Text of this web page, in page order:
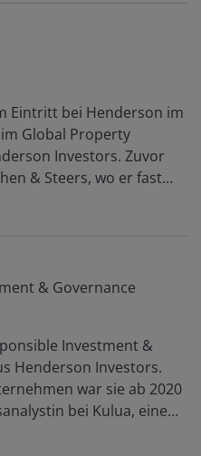
Eintritt bei Henderson im
Global Property
Investors. Zuvor
& Steers, wo er fast
und
Unternehmens in
& Governance
Investment &
Henderson Investors.
war sie ab 2020
bei Kulua, einem
tätig.